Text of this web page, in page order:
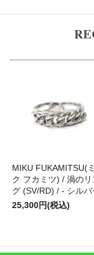
MIKU FUKAMITSU(ミ
ク フカミツ) / 渦のリ
グ (SV/RD) / - シルバ
25,300円(税込)